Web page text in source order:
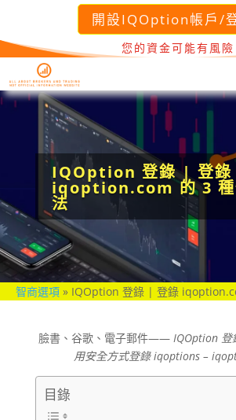
開設IQOption帳戶/
您的資金可能有風險
IQOption 登錄 | 登錄
iqoption.com 的 3 種
法
智商選項 » IQOption 登錄 | 登錄
臉書、谷歌、電子郵件——IQOption
用安全方式登錄 iqoptions –
目錄